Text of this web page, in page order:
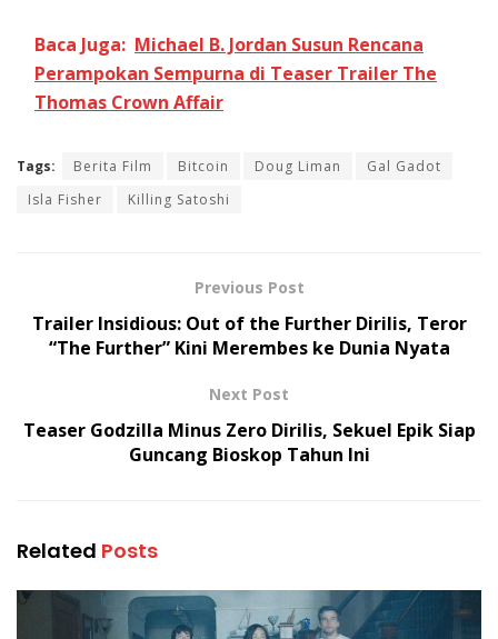
Baca Juga: Michael B. Jordan Susun Rencana
Perampokan Sempurna di Teaser Trailer The
Thomas Crown Affair
Tags: Berita Film Bitcoin Doug Liman
Gal Gadot
Isla Fisher
Killing Satoshi
Previous Post
Trailer Insidious: Out of the Further Dirilis, Teror
“The Further” Kini Merembes ke Dunia Nyata
Next Post
Teaser Godzilla Minus Zero Dirilis, Sekuel Epik Siap
Guncang Bioskop Tahun Ini
Related Posts